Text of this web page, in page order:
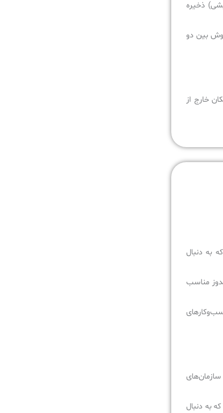
ذخیره
بین دو
در ۲ رسانه مختلف و ۱ نسخه در مکان خارج از
حرفه‌ای که به دنبال
مناسب
سازمان‌های
به دنبال